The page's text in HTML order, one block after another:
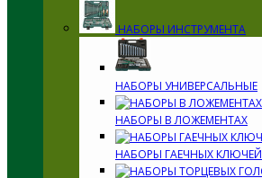
НАБОРЫ ИНСТРУМЕНТА
НАБОРЫ УНИВЕРСАЛЬНЫЕ
НАБОРЫ В ЛОЖЕМЕНТАХ
НАБОРЫ ГАЕЧНЫХ КЛЮЧЕЙ